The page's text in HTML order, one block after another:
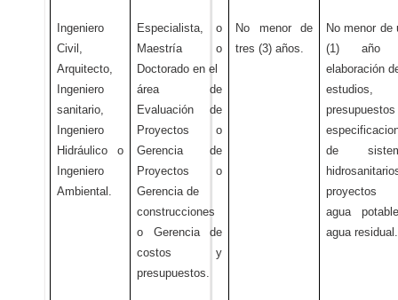
Ingeniero
Civil,
Arquitecto,
Ingeniero
sanitario,
Ingeniero
Hidráulico o
Ingeniero
Ambiental.
Especialista, o
Maestría o
Doctorado en el
área de
Evaluación de
Proyectos o
Gerencia de
Proyectos o
Gerencia de
construcciones
o Gerencia de
costos y
presupuestos.
No menor de
tres (3) años.
No menor de
(1) año
elaboración
estudios,
de
proyectos
agua
agua residual.